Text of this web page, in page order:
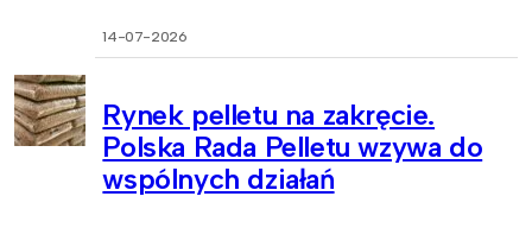
14-07-2026
Rynek pelletu na zakręcie.
Polska Rada Pelletu wzywa do
wspólnych działań